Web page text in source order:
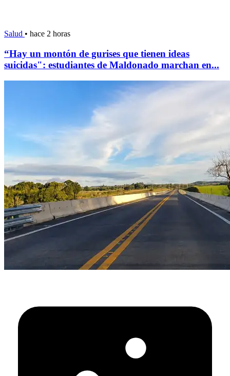
Salud • hace 2 horas
“Hay un montón de gurises que tienen ideas
suicidas": estudiantes de Maldonado marchan en...